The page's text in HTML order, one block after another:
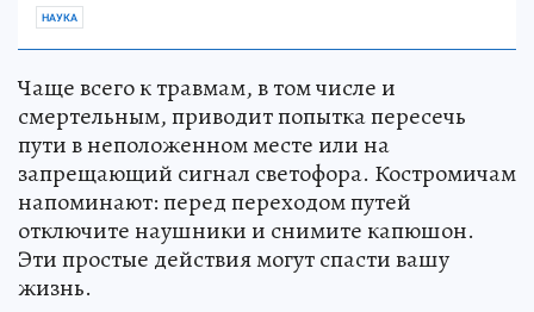
НАУКА
Чаще всего к травмам, в том числе и
смертельным, приводит попытка пересечь
пути в неположенном месте или на
запрещающий сигнал светофора. Костромичам
напоминают: перед переходом путей
отключите наушники и снимите капюшон.
Эти простые действия могут спасти вашу
жизнь.